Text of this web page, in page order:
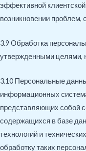
эффективной
возникновении проблем,
3.9 Обработка
утвержденными целями,
3.10 Персональные
информационных
представляющих собой
содержащихся в базе
технологий и
обработку таких